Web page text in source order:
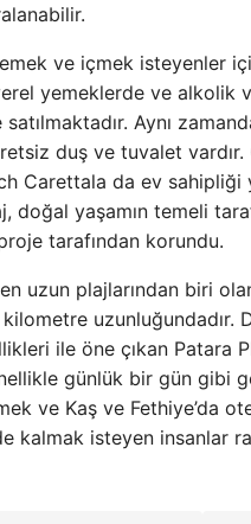
ve içmek isteyenler
yemeklerde ve alkolik
Aynı
duş ve tuvalet
Carettala da ev sahipliği
doğal yaşamın temeli
tarafından korundu.
uzun plajlarından biri
kilometre uzunluğundadır.
ile öne çıkan Patara
günlük bir gün gibi
ve Kaş ve Fethiye’da
kalmak isteyen insanlar